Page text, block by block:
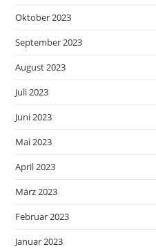
Oktober 2023
September 2023
August 2023
Juli 2023
Juni 2023
Mai 2023
April 2023
März 2023
Februar 2023
Januar 2023